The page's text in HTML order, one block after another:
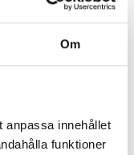
Om
anpassa innehållet
funktioner
1 195kr